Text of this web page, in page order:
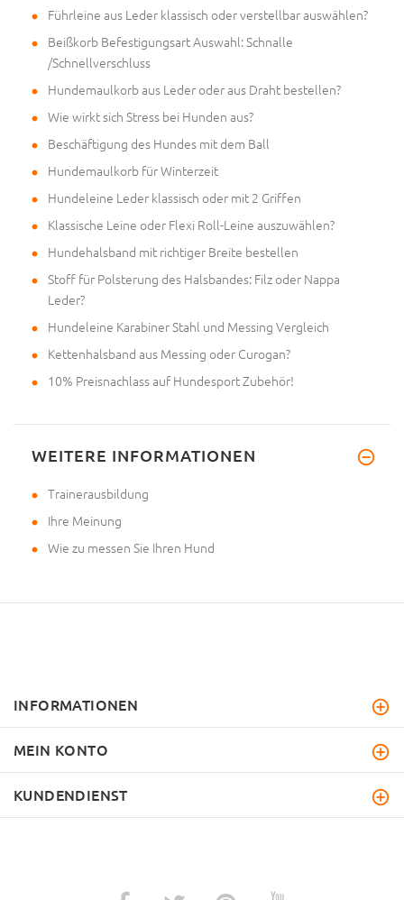
Führleine aus Leder klassisch oder verstellbar auswählen?
Beißkorb Befestigungsart Auswahl: Schnalle
/Schnellverschluss
Hundemaulkorb aus Leder oder aus Draht bestellen?
Wie wirkt sich Stress bei Hunden aus?
Beschäftigung des Hundes mit dem Ball
Hundemaulkorb für Winterzeit
Hundeleine Leder klassisch oder mit 2 Griffen
Klassische Leine oder Flexi Roll-Leine auszuwählen?
Hundehalsband mit richtiger Breite bestellen
Stoff für Polsterung des Halsbandes: Filz oder Nappa
Leder?
Hundeleine Karabiner Stahl und Messing Vergleich
Kettenhalsband aus Messing oder Curogan?
10% Preisnachlass auf Hundesport Zubehör!
WEITERE INFORMATIONEN
Trainerausbildung
Ihre Meinung
Wie zu messen Sie Ihren Hund
INFORMATIONEN
MEIN KONTO
KUNDENDIENST